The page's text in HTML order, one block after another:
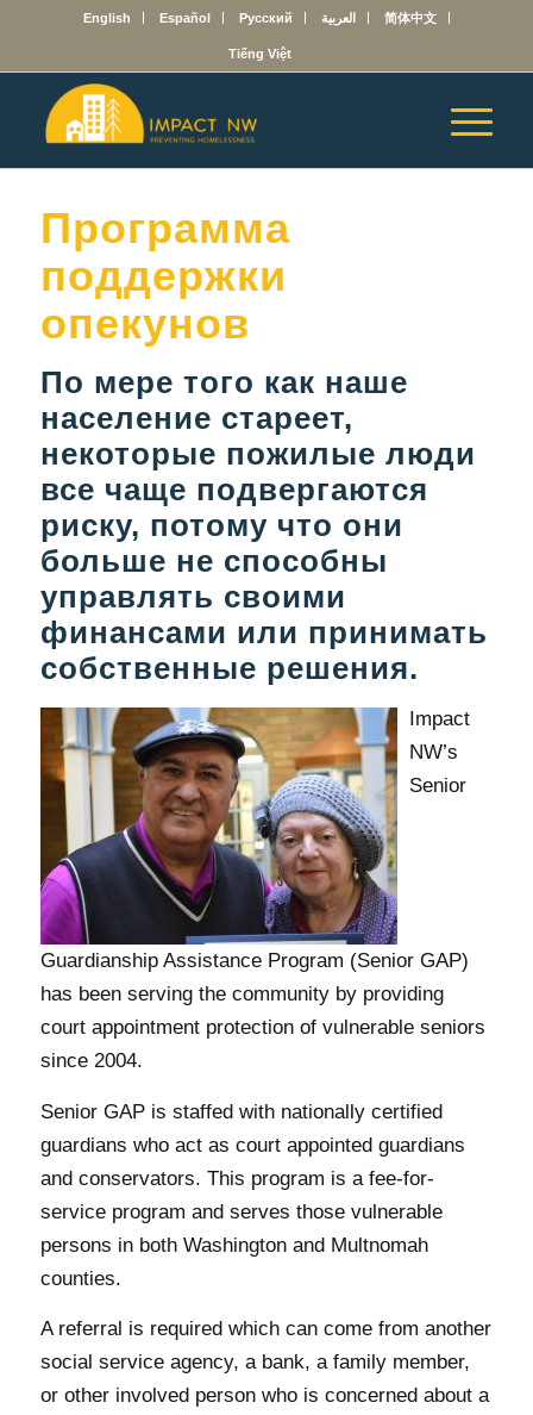
English Español Русский العربية 简体中文
Tiếng Việt
Программа
поддержки
опекунов
По мере того как наше
население стареет,
некоторые пожилые люди
все чаще подвергаются
риску, потому что они
больше не способны
управлять своими
финансами или принимать
собственные решения.
Impact
NW’s
Senior
Guardianship Assistance Program (Senior GAP)
has been serving the community by providing
court appointment protection of vulnerable seniors
since 2004.
Senior GAP is staffed with nationally certified
guardians who act as court appointed guardians
and conservators. This program is a fee-for-
service program and serves those vulnerable
persons in both Washington and Multnomah
counties.
A referral is required which can come from another
social service agency, a bank, a family member,
or other involved person who is concerned about a